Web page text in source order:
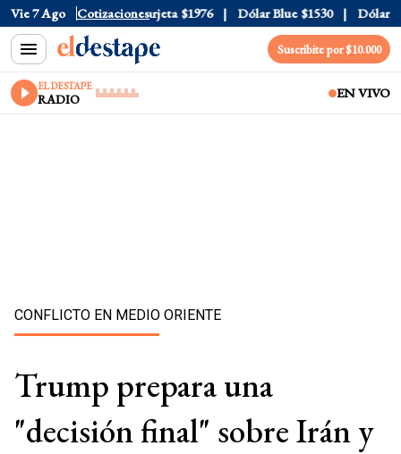
Vie 7 Ago Cotizaciones
$1520 Dólar Tarjeta $1976 Dólar Blue $1530 Dólar CCL
Suscribite por $10.000
EL DESTAPE
RADIO EN VIVO
CONFLICTO EN MEDIO ORIENTE
Trump prepara una
"decisión final" sobre Irán y